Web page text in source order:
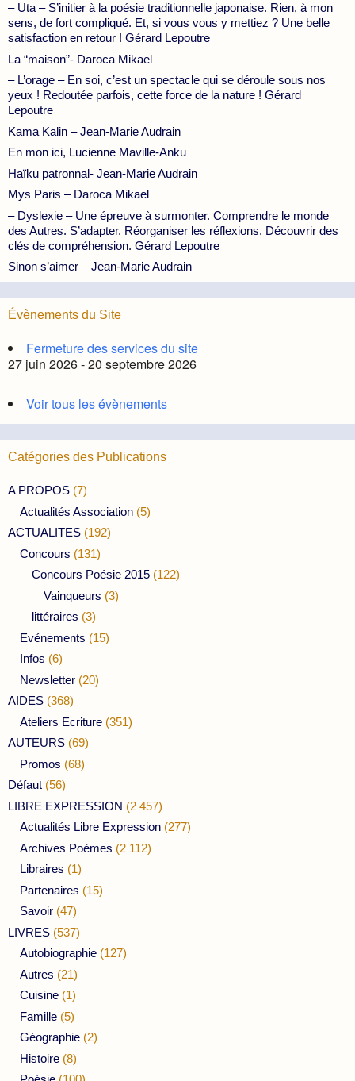
– Uta – S’initier à la poésie traditionnelle japonaise. Rien, à mon
sens, de fort compliqué. Et, si vous vous y mettiez ? Une belle
satisfaction en retour ! Gérard Lepoutre
La “maison”- Daroca Mikael
– L’orage – En soi, c’est un spectacle qui se déroule sous nos
yeux ! Redoutée parfois, cette force de la nature ! Gérard
Lepoutre
Kama Kalin – Jean-Marie Audrain
En mon ici, Lucienne Maville-Anku
Haïku patronnal- Jean-Marie Audrain
Mys Paris – Daroca Mikael
– Dyslexie – Une épreuve à surmonter. Comprendre le monde
des Autres. S’adapter. Réorganiser les réflexions. Découvrir des
clés de compréhension. Gérard Lepoutre
Sinon s’aimer – Jean-Marie Audrain
Évènements du Site
Fermeture des services du site
27 juin 2026 - 20 septembre 2026
Voir tous les évènements
Catégories des Publications
A PROPOS (7)
Actualités Association (5)
ACTUALITES (192)
Concours (131)
Concours Poésie 2015 (122)
Vainqueurs (3)
littéraires (3)
Evénements (15)
Infos (6)
Newsletter (20)
AIDES (368)
Ateliers Ecriture (351)
AUTEURS (69)
Promos (68)
Défaut (56)
LIBRE EXPRESSION (2 457)
Actualités Libre Expression (277)
Archives Poèmes (2 112)
Libraires (1)
Partenaires (15)
Savoir (47)
LIVRES (537)
Autobiographie (127)
Autres (21)
Cuisine (1)
Famille (5)
Géographie (2)
Histoire (8)